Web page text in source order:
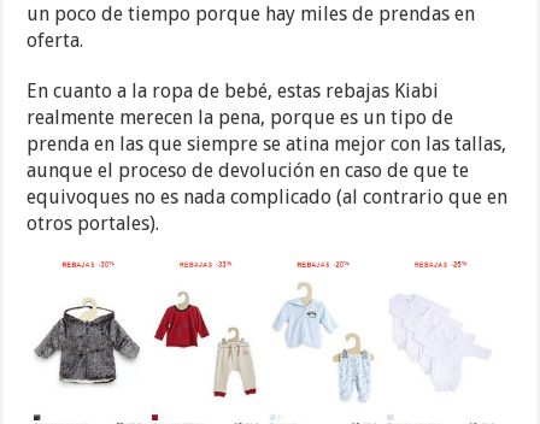
un poco de tiempo porque hay miles de prendas en
oferta.
En cuanto a la ropa de bebé, estas rebajas Kiabi
realmente merecen la pena, porque es un tipo de
prenda en las que siempre se atina mejor con las tallas,
aunque el proceso de devolución en caso de que te
equivoques no es nada complicado (al contrario que en
otros portales).